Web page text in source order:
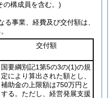
の構成員を含む。)
る事業、経費及び交付額は、
交付額
国要綱別記1第5の3の(1)の規
定により算出された額とし、
補助金の上限額は750万円と
する。ただし、経営発展支援